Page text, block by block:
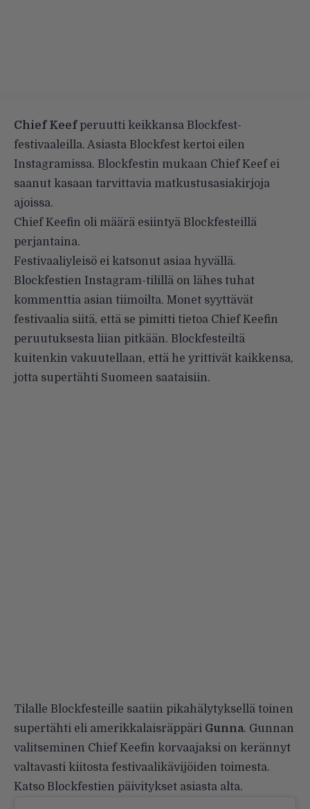
Chief Keefperuutti keikkansa Blockfest-
festivaaleilla. Asiasta Blockfest kertoi eilen
Instagramissa. Blockfestin mukaan Chief Keef ei
saanut kasaan tarvittavia matkustusasiakirjoja
ajoissa.
Chief Keefin oli määrä esiintyä Blockfesteillä
perjantaina.
Festivaaliyleisö ei katsonut asiaa hyvällä.
Blockfestien Instagram-tilillä on lähes tuhat
kommenttia asian tiimoilta. Monet syyttävät
festivaalia siitä, että se pimitti tietoa Chief Keefin
peruutuksesta liian pitkään. Blockfesteiltä
kuitenkin vakuutellaan, että he yrittivät kaikkensa,
jotta supertähti Suomeen saataisiin.
Tilalle Blockfesteille saatiin pikahälytyksellä toinen
supertähti eli amerikkalaisräppäri Gunna. Gunnan
valitseminen Chief Keefin korvaajaksi on kerännyt
valtavasti kiitosta festivaalikävijöiden toimesta.
Katso Blockfestien päivitykset asiasta alta.